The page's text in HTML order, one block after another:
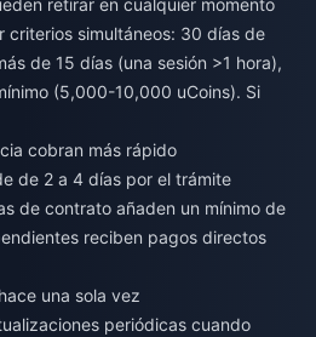
retirar en cualquier momento
criterios simultáneos: 30 días de
de 15 días (una sesión >1 hora),
(5,000-10,000 uCoins). Si
cobran más rápido
de 2 a 4 días por el trámite
de contrato añaden un mínimo de
reciben pagos directos
una sola vez
periódicas cuando